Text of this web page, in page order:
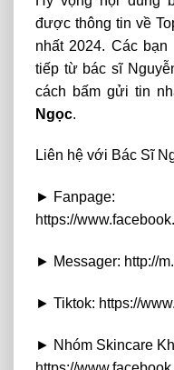
được thông tin về
nhất 2024. Các
tiếp từ bác sĩ
cách bấm gửi tin
Ngọc.
Liên hệ với Bác Sĩ
► Fanpage:
https://
► Messager: http://
► Tiktok: https://
► Nhóm Skincare